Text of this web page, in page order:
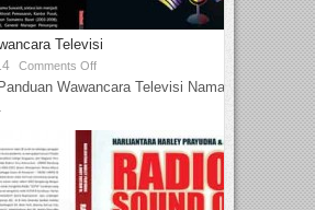
Televisi
Comments Off
Wawancara Televisi Nama